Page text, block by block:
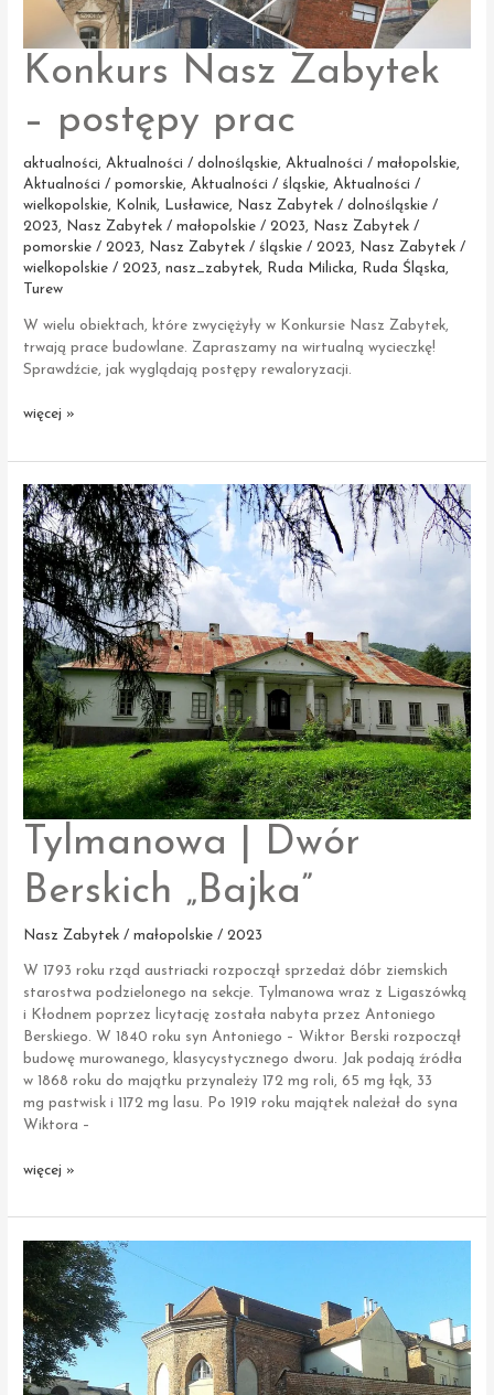
Konkurs Nasz Zabytek
– postępy prac
aktualności,Aktualności / dolnośląskie,Aktualności / małopolskie,
Aktualności / pomorskie,Aktualności / śląskie,Aktualności /
wielkopolskie, Kolnik, Lusławice,
Nasz Zabytek / dolnośląskie /
2023, Nasz Zabytek / małopolskie / 2023,
Nasz Zabytek /
pomorskie / 2023, Nasz Zabytek / śląskie / 2023,
Nasz Zabytek /
wielkopolskie / 2023,nasz_zabytek, Ruda Milicka, Ruda Śląska,
Turew
W wielu obiektach, które zwyciężyły w Konkursie Nasz Zabytek,
trwają prace budowlane. Zapraszamy na wirtualną wycieczkę!
Sprawdźcie, jak wyglądają postępy rewaloryzacji.
Konkurs
postępy
prac
więcej »
Tylmanowa | Dwór
Berskich „Bajka”
Nasz Zabytek / małopolskie / 2023
W 1793 roku rząd austriacki rozpoczął sprzedaż dóbr ziemskich
starostwa podzielonego na sekcje. Tylmanowa wraz z Ligaszówką
i Kłodnem poprzez licytację została nabyta przez Antoniego
Berskiego. W 1840 roku syn Antoniego – Wiktor Berski rozpoczął
budowę murowanego, klasycystycznego dworu. Jak podają źródła
w 1868 roku do majątku przynależy 172 mg roli, 65 mg łąk, 33
mg pastwisk i 1172 mg lasu. Po 1919 roku majątek należał do syna
Wiktora –
Tylmanowa
Dwór
„Bajka”
więcej »